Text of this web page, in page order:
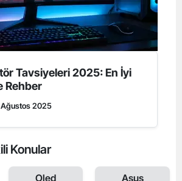
Tavsiyeleri 2025: En İyi
Rehber
2025
Konular
Oled
Asus